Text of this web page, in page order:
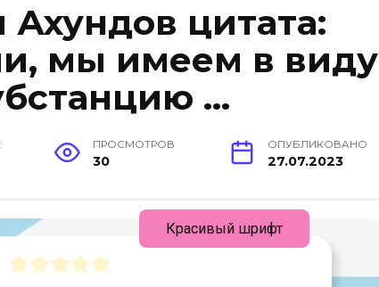
цитата:
мы имеем в виду
…
ПРОСМОТРОВ
30
ОПУБЛИКОВАНО
27.07.2023
Красивый шрифт